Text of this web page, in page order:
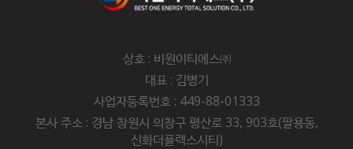
상호 : 비원이티에스㈜
대표 : 김병기
사업자등록번호 : 449-88-01333
본사 주소 : 경남 창원시 의창구 평산로 33, 903호(팔용동,
신화더플렉스시티)